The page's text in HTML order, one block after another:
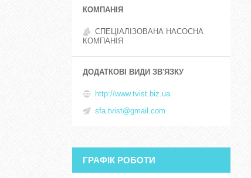
СПЕЦІАЛІЗОВАНА НАСОСНА
КОМПАНІЯ
http://www.tvist.biz.ua
sfa.tvist@gmail.com
ГРАФІК РОБОТИ